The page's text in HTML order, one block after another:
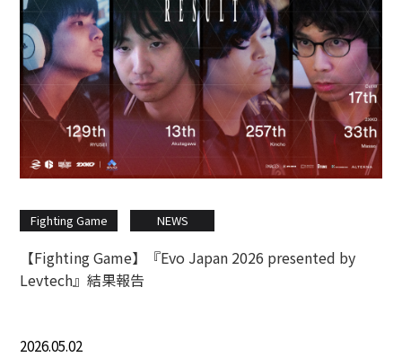
Fighting Game NEWS
【Fighting Game】『Evo Japan 2026 presented by
Levtech』結果報告
2026.05.02